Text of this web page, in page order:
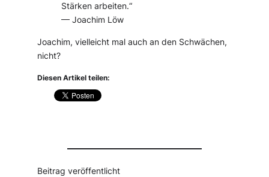
Stärken arbeiten.“
— Joachim Löw
Joachim, vielleicht mal auch an den Schwächen,
nicht?
Diesen Artikel teilen:
Beitrag veröffentlicht